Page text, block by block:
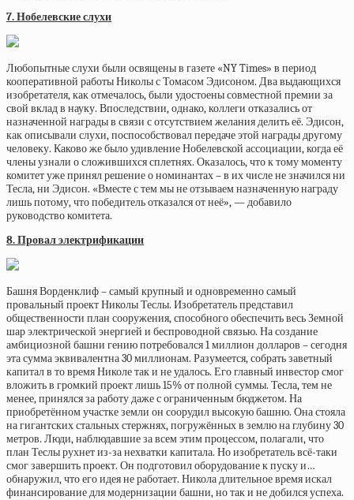
7. Нобелевские слухи
Любопытные слухи были освящены в газете «NY Times» в период
кооперативной работы Николы с Томасом Эдисоном. Два выдающихся
изобретателя, как отмечалось, были удостоены совместной премии за
свой вклад в науку. Впоследствии, однако, коллеги отказались от
назначенной награды в связи с отсутствием желания делить её. Эдисон,
как описывали слухи, поспособствовал передаче этой награды другому
человеку. Каково же было удивление Нобелевской ассоциации, когда её
члены узнали о сложившихся сплетнях. Оказалось, что к тому моменту
комитет уже принял решение о номинантах – в их числе не значился ни
Тесла, ни Эдисон. «Вместе с тем мы не отзываем назначенную награду
лишь потому, что победитель отказался от неё», — добавило
руководство комитета.
8. Провал электрификации
Башня Ворденклиф – самый крупный и одновременно самый
провальный проект Николы Теслы. Изобретатель представил
общественности план сооружения, способного обеспечить весь Земной
шар электрической энергией и беспроводной связью. На создание
амбициозной башни гению потребовался 1 миллион долларов – сегодня
эта сумма эквивалентна 30 миллионам. Разумеется, собрать заветный
капитал в то время Николе так и не удалось. Его главный инвестор смог
вложить в громкий проект лишь 15% от полной суммы. Тесла, тем не
менее, принялся за работу даже с ограниченным бюджетом. На
приобретённом участке земли он соорудил высокую башню. Она стояла
на гигантских стальных стержнях, погружённых в землю на глубину 30
метров. Люди, наблюдавшие за всем этим процессом, полагали, что
план Теслы рухнет из-за нехватки капитала. Но изобретатель всё-таки
смог завершить проект. Он подготовил оборудование к пуску и…
обнаружил, что его идея не работает. Никола длительное время искал
финансирование для модернизации башни, но так и не добился успеха.